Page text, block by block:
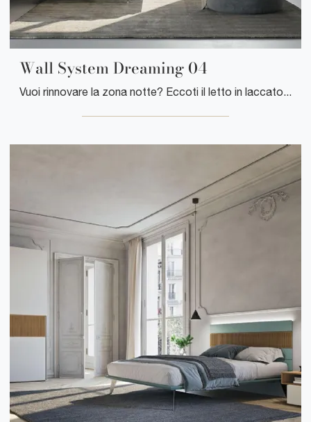
Wall System Dreaming 04
Vuoi rinnovare la zona notte? Eccoti il letto in laccato opaco Wall System Dreaming 04 di Mobilgam per spazi moderni.